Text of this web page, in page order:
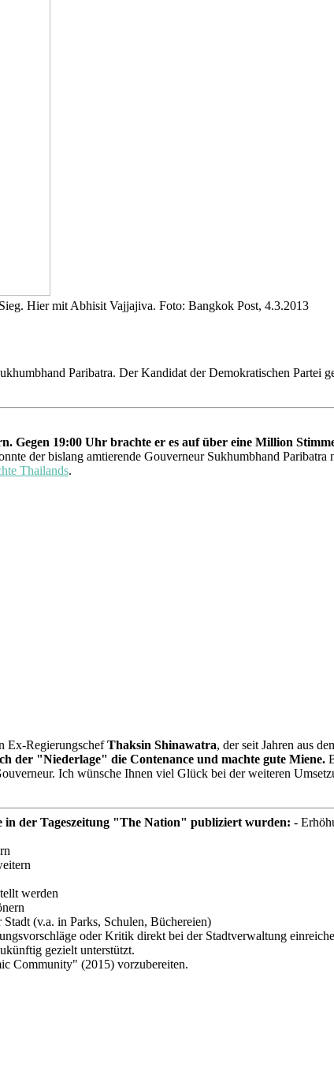
Hier mit Abhisit Vajjajiva. Foto: Bangkok Post, 4.3.2013
Paribatra. Der Kandidat der Demokratischen Partei
19:00 Uhr brachte er es auf über eine Million
der bislang amtierende Gouverneur Sukhumbhand Paribatra
Thailands.
Ex-RegierungschefThaksin Shinawatra, der seit Jahren aus
der "Niederlage" die Contenance und machte gute Miene.
Ich wünsche Ihnen viel Glück bei der weiteren
der Tageszeitung "The Nation" publiziert wurden: -
werden
(v.a. in Parks, Schulen, Büchereien)
oder Kritik direkt bei der Stadtverwaltung
gezielt unterstützt.
Community" (2015) vorzubereiten.